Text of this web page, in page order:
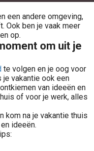
een andere omgeving,
Ook ben je vaak meer
op.
om uit je
te volgen en je oog voor
je vakantie ook een
van ideeën en
of voor je werk, alles
kom na je vakantie thuis
ideeën.